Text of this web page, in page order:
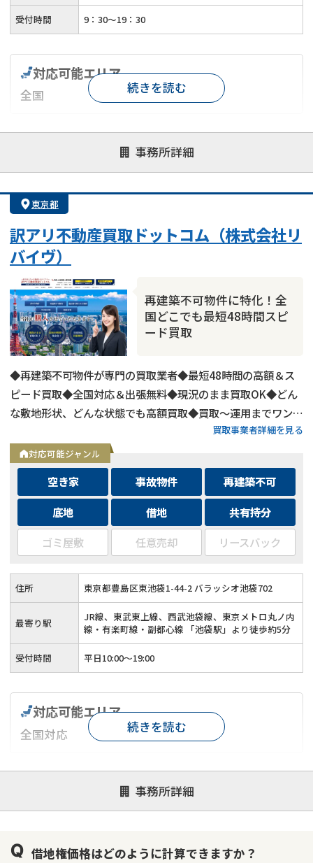
受付時間 9：30～19：30
事務所詳細
対応可能エリア
全国
対応が親身 オンライン面談可能
レスポンスが早い
1億円以上の買取可
続きを読む
東京都
訳アリ不動産買取ドットコム（株式会社リ
バイヴ）
再建築不可物件に特化！全
国どこでも最短48時間スピ
ード買取
◆再建築不可物件が専門の買取業者◆最短48時間の高額＆ス
ピード買取◆全国対応＆出張無料◆現況のまま買取OK◆どん
な敷地形状、どんな状態でも高額買取◆買取〜運用までワンス
トップ対応◆無料査定＆相談はフォームから24時間受付
買取事業者詳細を見る
対応可能ジャンル
空き家 事故物件
再建築不可
底地
借地
共有持分
ゴミ屋敷
任意売却 リースバック
住所 東京都豊島区東池袋1-44-2 バラッシオ池袋702
最寄り駅
JR線、東武東上線、西武池袋線、東京メトロ丸ノ内
線・有楽町線・副都心線 「池袋駅」より徒歩約5分
受付時間 平日10:00～19:00
事務所詳細
対応可能エリア
全国対応
対応が親身 オンライン面談可能
レスポンスが早い
1億円以上の買取可
続きを読む
借地権価格はどのように計算できますか？